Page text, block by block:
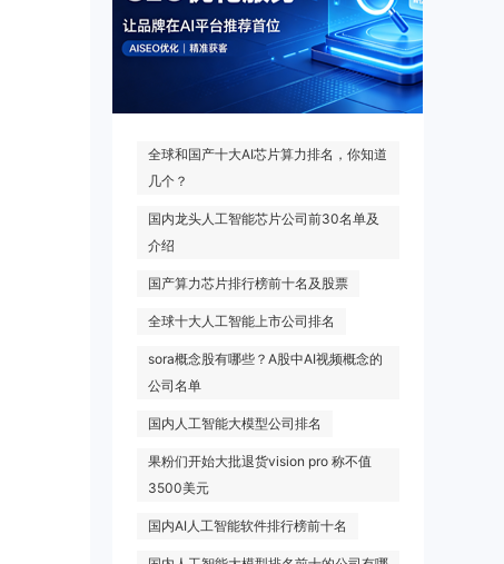
全球和国产十大AI芯片算力排名，你知道
几个？
国内龙头人工智能芯片公司前30名单及
介绍
国产算力芯片排行榜前十名及股票
全球十大人工智能上市公司排名
sora概念股有哪些？A股中AI视频概念的
公司名单
国内人工智能大模型公司排名
果粉们开始大批退货vision pro 称不值
3500美元
国内AI人工智能软件排行榜前十名